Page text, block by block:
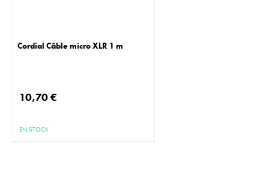
Cordial Câble micro XLR 1 m
10,70 €
EN STOCK